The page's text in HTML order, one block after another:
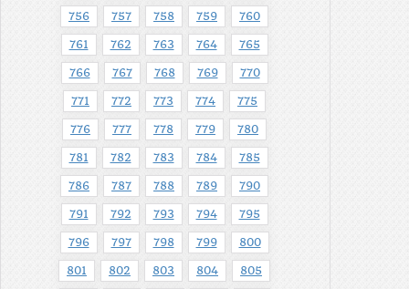
756 757 758 759 760
761 762 763 764 765
766 767 768 769 770
771 772 773 774 775
776 777 778 779 780
781 782 783 784 785
786 787 788 789 790
791 792 793 794 795
796 797 798 799 800
801 802 803 804 805